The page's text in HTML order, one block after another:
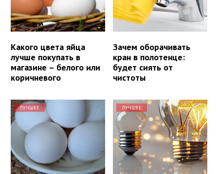
Какого цвета яйца
лучше покупать в
магазине – белого или
коричневого
Зачем оборачивать
кран в полотенце:
будет сиять от
чистоты
ЛУЧШЕЕ ЛУЧШЕЕ